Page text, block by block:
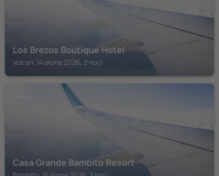
Los Brezos Boutique Hotel
Volcan, 14 srpna 2026, 2 noci
Casa Grande Bambito Resort